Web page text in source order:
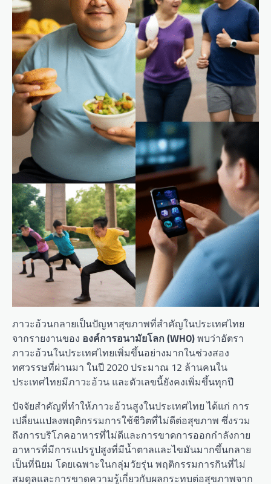
ภาวะอ้วนกลายเป็นปัญหาสุขภาพที่สำคัญในประเทศไทย
จากรายงานของ องค์การอนามัยโลก (WHO)พบว่าอัตรา
ภาวะอ้วนในประเทศไทยเพิ่มขึ้นอย่างมากในช่วงสอง
ทศวรรษที่ผ่านมา ในปี 2020 ประมาณ 12 ล้านคนใน
ประเทศไทยมีภาวะอ้วน และตัวเลขนี้ยังคงเพิ่มขึ้นทุกปี
ปัจจัยสำคัญที่ทำให้ภาวะอ้วนสูงในประเทศไทย ได้แก่ การ
เปลี่ยนแปลงพฤติกรรมการใช้ชีวิตที่ไม่ดีต่อสุขภาพ ซึ่งรวม
ถึงการบริโภคอาหารที่ไม่ดีและการขาดการออกกำลังกาย
อาหารที่มีการแปรรูปสูงที่มีน้ำตาลและไขมันมากขึ้นกลาย
เป็นที่นิยม โดยเฉพาะในกลุ่มวัยรุ่น พฤติกรรมการกินที่ไม่
สมดุลและการขาดความรู้เกี่ยวกับผลกระทบต่อสุขภาพจาก